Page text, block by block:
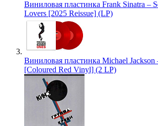
Виниловая пластинка Frank Sinatra –
Lovers [2025 Reissue] (LP)
Виниловая пластинка Michael Jackson
[Coloured Red Vinyl] (2 LP)